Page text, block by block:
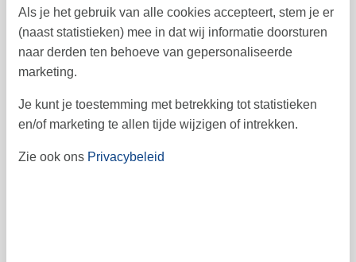
41 5 6 7 8 9 10 11
12 13 14 15 16 17 18
43
44 26 27 28 29 30 31
Als je het gebruik van alle cookies accepteert, stem je er
(naast statistieken) mee in dat wij informatie doorsturen
naar derden ten behoeve van gepersonaliseerde
marketing.
Je kunt je toestemming met betrekking tot statistieken
en/of marketing te allen tijde wijzigen of intrekken.
Zie ook ons Privacybeleid